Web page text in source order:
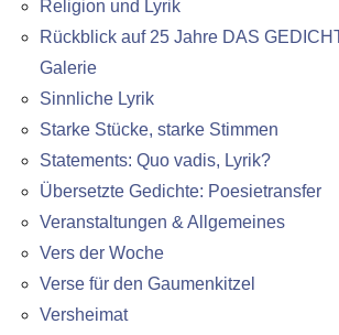
Religion und Lyrik
Rückblick auf 25 Jahre DAS
Galerie
Sinnliche Lyrik
Starke Stücke, starke Stimmen
Statements: Quo vadis, Lyrik?
Übersetzte Gedichte: Poesietransfer
Veranstaltungen & Allgemeines
Vers der Woche
Verse für den Gaumenkitzel
Versheimat